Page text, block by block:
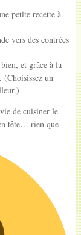
petite recette à
vers des contrées
et grâce à la
(Choisissez un
de cuisiner le
tête… rien que